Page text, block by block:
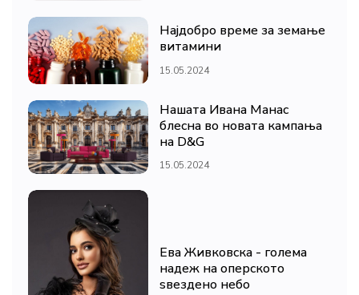
Најдобро време за земање
витамини
15.05.2024
Нашата Ивана Манас
блесна во новата кампања
на D&G
15.05.2024
Ева Живковска - голема
надеж на оперското
ѕвездено небо